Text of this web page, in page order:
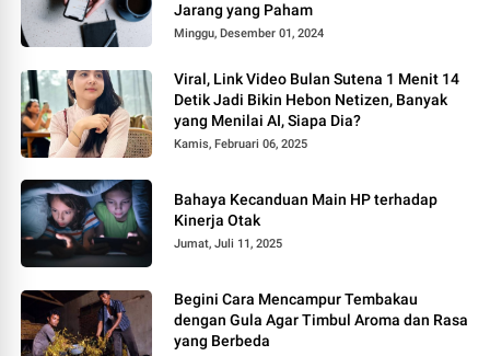
Jarang yang Paham
Minggu, Desember 01, 2024
Viral, Link Video Bulan Sutena 1 Menit 14
Detik Jadi Bikin Hebon Netizen, Banyak
yang Menilai AI, Siapa Dia?
Kamis, Februari 06, 2025
Bahaya Kecanduan Main HP terhadap
Kinerja Otak
Jumat, Juli 11, 2025
Begini Cara Mencampur Tembakau
dengan Gula Agar Timbul Aroma dan Rasa
yang Berbeda